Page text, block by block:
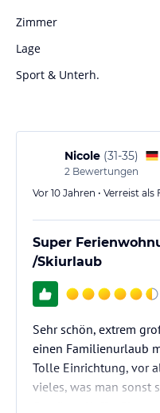
Zimmer
Lage
Sport & Unterh.
Nicole (31-35)
2 Bewertungen
Vor 10 Jahren • Verreist
Super
/Skiurlaub
Sehr schön, extrem
einen Familienurlaub
Tolle Einrichtung, vor
vieles, was man sonst